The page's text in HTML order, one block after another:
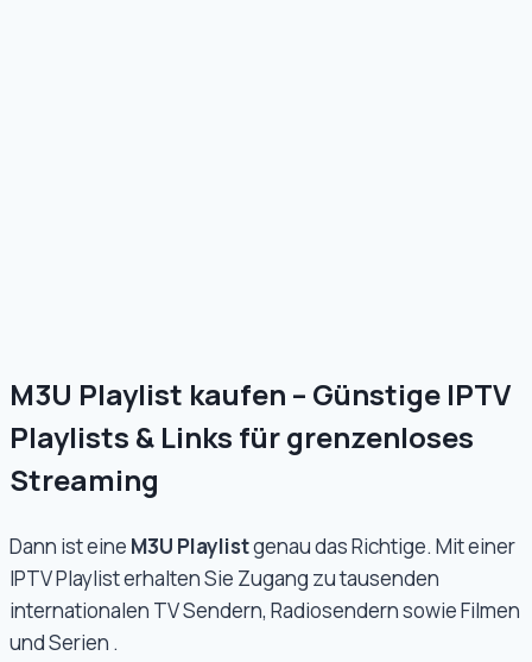
M3U Playlist kaufen – Günstige IPTV
Playlists & Links für grenzenloses
Streaming
Dann ist eine M3U Playlistgenau das Richtige. Mit einer
IPTV Playlist erhalten Sie Zugang zu tausenden
internationalen TV Sendern, Radiosendern sowie Filmen
und Serien .